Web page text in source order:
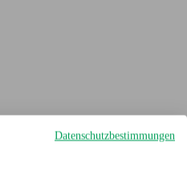
Datenschutzbestimmungen